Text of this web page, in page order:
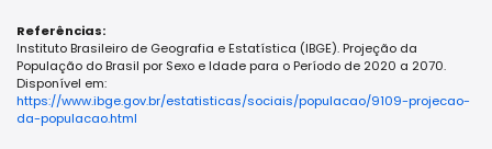
Referências:
Instituto Brasileiro de Geografia e Estatística (IBGE). Projeção da
População do Brasil por Sexo e Idade para o Período de 2020 a 2070.
Disponível em:
https://www.ibge.gov.br/estatisticas/sociais/populacao/9109-projecao-
da-populacao.html